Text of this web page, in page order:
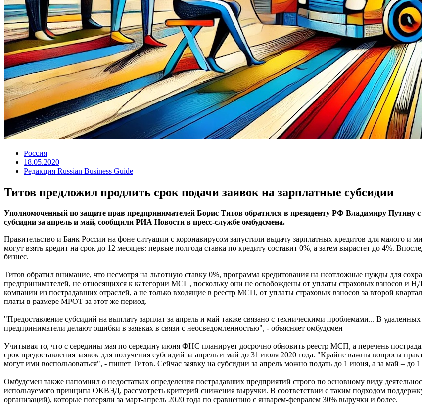
Россия
18.05.2020
Редакция Russian Business Guide
Титов предложил продлить срок подачи заявок на зарплатные субсидии
Уполномоченный по защите прав предпринимателей Борис Титов обратился в президенту РФ Владимиру Путину
субсидии за апрель и май, сообщили РИА Новости в пресс-службе омбудсмена.
Правительство и Банк России на фоне ситуации с коронавирусом запустили выдачу зарплатных кредитов для малого и
могут взять кредит на срок до 12 месяцев: первые полгода ставка по кредиту составит 0%, а затем вырастет до 4%.
бизнес.
Титов обратил внимание, что несмотря на льготную ставку 0%, программа кредитования на неотложные нужды для
предпринимателей, не относящихся к категории МСП, поскольку они не освобождены от уплаты страховых взносов и
компании из пострадавших отраслей, а не только входящие в реестр МСП, от уплаты страховых взносов за второй
платы в размере МРОТ за этот же период.
"Предоставление субсидий на выплату зарплат за апрель и май также связано с техническими проблемами... В
предприниматели делают ошибки в заявках в связи с неосведомленностью", - объясняет омбудсмен
Учитывая то, что с середины мая по середину июня ФНС планирует досрочно обновить реестр МСП, а перечень
срок предоставления заявок для получения субсидий за апрель и май до 31 июля 2020 года. "Крайне важны вопросы
могут ими воспользоваться", - пишет Титов. Сейчас заявку на субсидии за апрель можно подать до 1 июня, а за май – до
Омбудсмен также напомнил о недостатках определения пострадавших предприятий строго по основному виду
используемого принципа ОКВЭД, рассмотреть критерий снижения выручки. В соответствии с таким подходом
организаций), которые потеряли за март-апрель 2020 года по сравнению с январем-февралем 30% выручки и более.